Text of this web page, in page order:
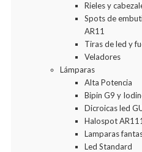
Rieles y
Spots de
AR11
Tiras de led y
Veladores
Lámparas
Alta Potencia
Bipin G9 y
Dicroicas led
Halospot AR111
Lamparas
Led Standard